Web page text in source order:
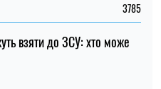
3785
взяти до ЗСУ: хто може